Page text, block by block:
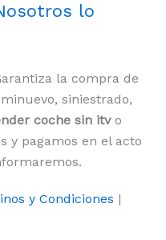
lo
la compra de
siniestrado,
coche sin itvo
y pagamos en el acto
y Condiciones |